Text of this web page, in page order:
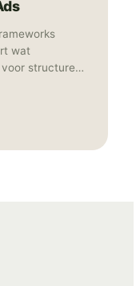
wat
structurele